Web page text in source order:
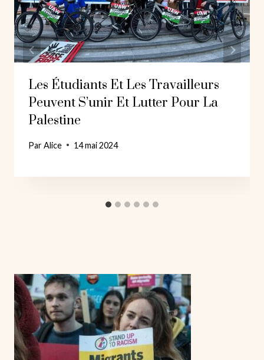
Les Étudiants Et Les Travailleurs
Peuvent S’unir Et Lutter Pour La
Palestine
ParAlice 14 mai 2024